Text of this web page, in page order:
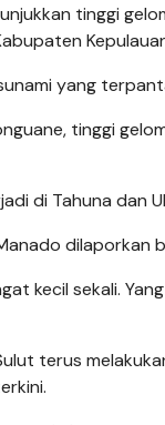
tinggi
yang
tinggi
di Tahuna dan
dilaporkan
kecil sekali.
terus